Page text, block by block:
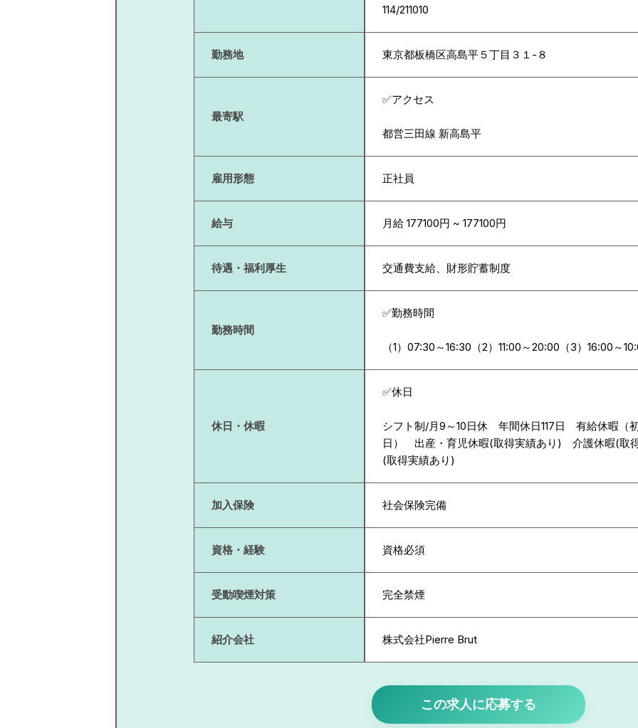
114/211010
勤務地 東京都板橋区高島平５丁目３１-８
最寄駅
✅アクセス
都営三田線 新高島平
雇用形態 正社員
給与 月給 177100円 ~ 177100円
待遇・福利厚生 交通費支給、財形貯蓄制度
勤務時間
✅勤務時間
（1）07:30～16:30（2）11:00～20:00（3）16:00～
休日・休暇
✅休日
シフト制/月9～10日休 年間休日117日 有給休暇（
日） 出産・育児休暇(取得実績あり) 介護休暇(取
(取得実績あり)
加入保険 社会保険完備
資格・経験 資格必須
受動喫煙対策 完全禁煙
紹介会社 株式会社Pierre Brut
この求人に応募する